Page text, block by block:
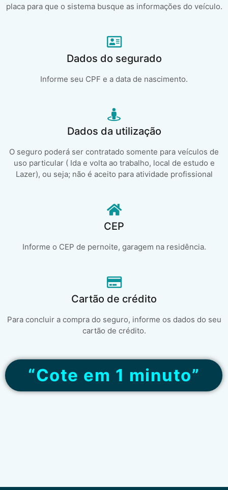
placa para que o sistema busque as informações do veículo.
Dados do segurado
Informe seu CPF e a data de nascimento.
Dados da utilização
O seguro poderá ser contratado somente para veículos de
uso particular ( Ida e volta ao trabalho, local de estudo e
Lazer), ou seja; não é aceito para atividade profissional
CEP
Informe o CEP de pernoite, garagem na residência.
Cartão de crédito
Para concluir a compra do seguro, informe os dados do seu
cartão de crédito.
“Cote em 1 minuto”